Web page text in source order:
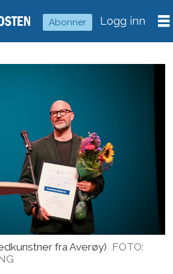
Abonner Logg inn
fra Averøy) FOTO: